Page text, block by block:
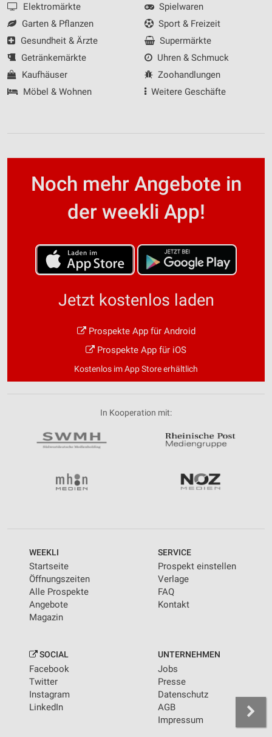
Elektromärkte
Garten & Pflanzen
Gesundheit & Ärzte
Getränkemärkte
Kaufhäuser
Möbel & Wohnen
Spielwaren
Sport & Freizeit
Supermärkte
Uhren & Schmuck
Zoohandlungen
Weitere Geschäfte
Noch mehr Angebote in
der weekli App!
Jetzt kostenlos laden
Prospekte App für Android
Prospekte App für iOS
Kostenlos im App Store erhältlich
In Kooperation mit:
WEEKLI
Startseite
Öffnungszeiten
Alle Prospekte
Angebote
Magazin
SERVICE
Prospekt einstellen
Verlage
FAQ
Kontakt
SOCIAL
Facebook
Twitter
Instagram
LinkedIn
UNTERNEHMEN
Jobs
Presse
Datenschutz
AGB
Impressum